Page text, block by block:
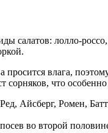
салатов: лолло-
влага,
сорняков, что
Айсберг, Ромен,
во второй